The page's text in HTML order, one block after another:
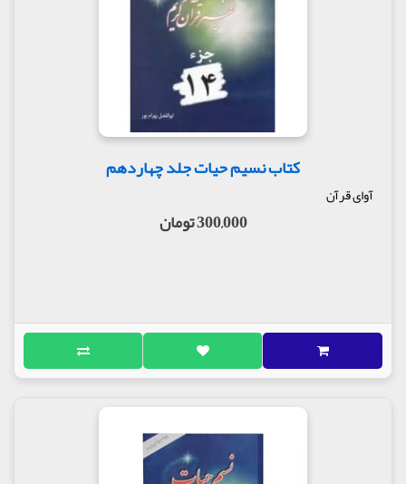
کتاب نسیم حیات جلد چهاردهم
آوای قرآن
300,000 تومان